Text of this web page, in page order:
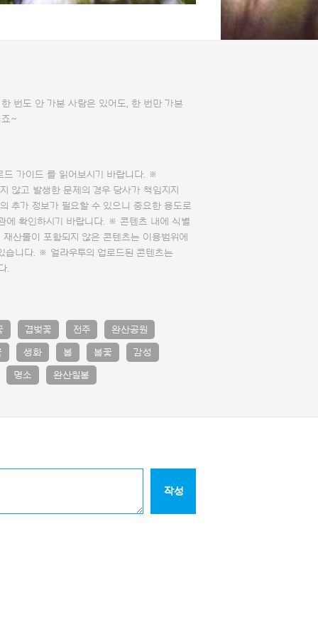
번도 안 가본 사람은 있어도, 한 번만 가본
죠~
드 가이드 를 읽어보시기 바랍니다. ※
않고 발생한 문제의 경우 당사가 책임지지
추가 정보가 필요할 수 있으니 중요한 용도로
에 확인하시기 바랍니다. ※ 콘텐츠 내에 식별
산물이 포함되지 않은 콘텐츠는 이용범위에
습니다. ※ 얼라우투의 업로드된 콘텐츠는
.
겹벚꽃 전주 완산공원
생화 봄 봄꽃 감성
명소 완산칠봉
작성